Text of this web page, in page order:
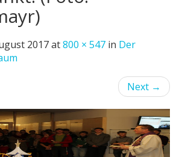
2017at800 × 547 in Der
Next →